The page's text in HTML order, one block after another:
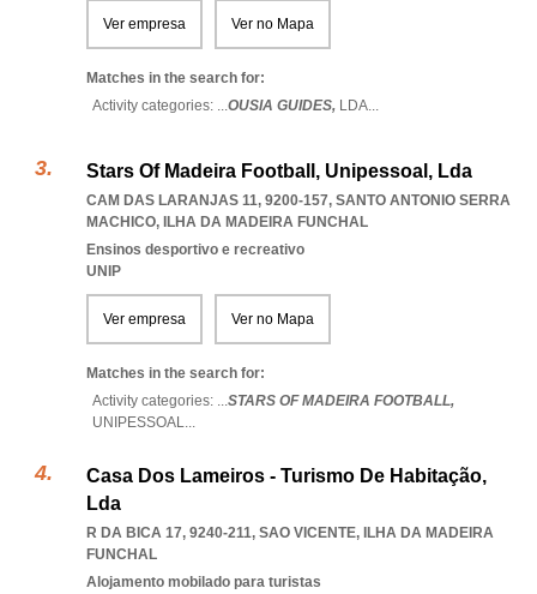
Ver empresa Ver no Mapa
Matches in the search for:
Activity categories: ...OUSIA GUIDES, LDA...
Stars Of Madeira Football, Unipessoal, Lda
CAM DAS LARANJAS 11, 9200-157, SANTO ANTONIO SERRA
MACHICO, ILHA DA MADEIRA FUNCHAL
Ensinos desportivo e recreativo
UNIP
Ver empresa Ver no Mapa
Matches in the search for:
Activity categories: ...STARS OF MADEIRA FOOTBALL,
UNIPESSOAL...
Casa Dos Lameiros - Turismo De Habitação,
Lda
R DA BICA 17, 9240-211, SAO VICENTE, ILHA DA MADEIRA
FUNCHAL
Alojamento mobilado para turistas